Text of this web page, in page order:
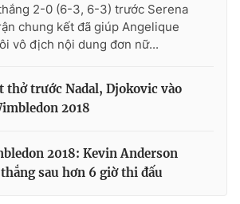
2-0 (6-3, 6-3) trước Serena
chung kết đã giúp Angelique
vô địch nội dung đơn nữ...
thở trước Nadal, Djokovic vào
2018
2018: Kevin Anderson
sau hơn 6 giờ thi đấu